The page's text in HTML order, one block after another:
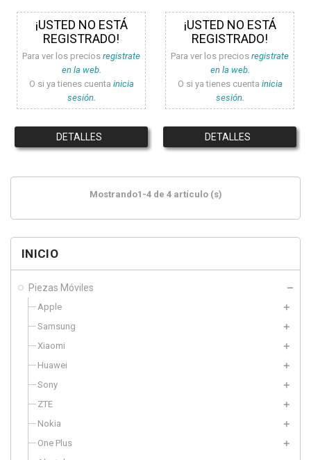
INICIO
Piezas Móviles
Apple
Samsung
Xiaomi
Huawei
Sony
ZTE
Nokia
One Plus
¡USTED NO ESTÁ
REGISTRADO!
Para ver los precios registrate
en la web.
O si ya tienes cuenta inicia
sesión.
DETALLES
¡USTED NO ESTÁ
REGISTRADO!
Para ver los precios registrate
en la web.
O si ya tienes cuenta inicia
sesión.
DETALLES
Mostrando1-4 de 4 artículo (s)